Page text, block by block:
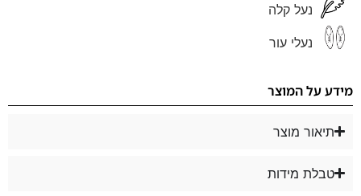
נעל קלה
נעלי עור
מידע על המוצר
תיאור מוצר
טבלת מידות